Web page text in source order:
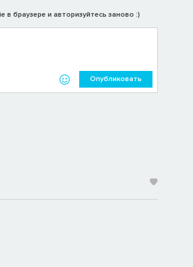
браузере и авторизуйтесь заново :)
Опубликовать